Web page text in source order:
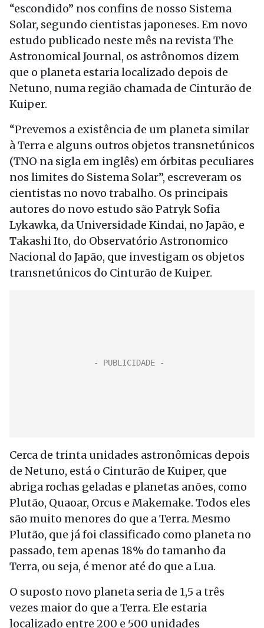
“escondido” nos confins de nosso Sistema
Solar, segundo cientistas japoneses. Em novo
estudo publicado neste mês na revista The
Astronomical Journal, os astrônomos dizem
que o planeta estaria localizado depois de
Netuno, numa região chamada de Cinturão de
Kuiper.
“Prevemos a existência de um planeta similar
à Terra e alguns outros objetos transnetúnicos
(TNO na sigla em inglês) em órbitas peculiares
nos limites do Sistema Solar”, escreveram os
cientistas no novo trabalho. Os principais
autores do novo estudo são Patryk Sofia
Lykawka, da Universidade Kindai, no Japão, e
Takashi Ito, do Observatório Astronomico
Nacional do Japão, que investigam os objetos
transnetúnicos do Cinturão de Kuiper.
Cerca de trinta unidades astronômicas depois
de Netuno, está o Cinturão de Kuiper, que
abriga rochas geladas e planetas anões, como
Plutão, Quaoar, Orcus e Makemake. Todos eles
são muito menores do que a Terra. Mesmo
Plutão, que já foi classificado como planeta no
passado, tem apenas 18% do tamanho da
Terra, ou seja, é menor até do que a Lua.
O suposto novo planeta seria de 1,5 a três
vezes maior do que a Terra. Ele estaria
localizado entre 200 e 500 unidades